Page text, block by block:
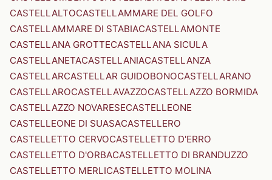
CASTELLALTOCASTELLAMMARE DEL GOLFO
CASTELLAMMARE DI STABIACASTELLAMONTE
CASTELLANA GROTTECASTELLANA SICULA
CASTELLANETACASTELLANIACASTELLANZA
CASTELLARCASTELLAR GUIDOBONOCASTELLARANO
CASTELLAROCASTELLAVAZZOCASTELLAZZO BORMIDA
CASTELLAZZO NOVARESECASTELLEONE
CASTELLEONE DI SUASACASTELLERO
CASTELLETTO CERVOCASTELLETTO D'ERRO
CASTELLETTO D'ORBACASTELLETTO DI BRANDUZZO
CASTELLETTO MERLICASTELLETTO MOLINA